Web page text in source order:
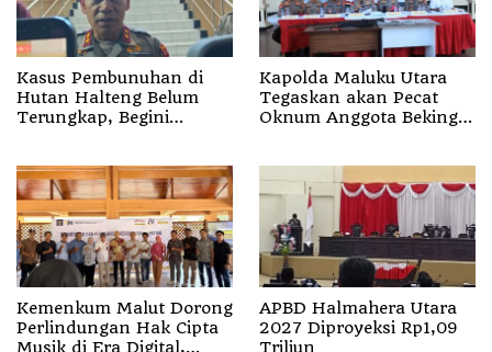
Kasus Pembunuhan di
Hutan Halteng Belum
Terungkap, Begini
Kapolda Maluku Utara
Tegaskan akan Pecat
Oknum Anggota Bekingi
Kemenkum Malut Dorong
Perlindungan Hak Cipta
Musik di Era Digital,
APBD Halmahera Utara
2027 Diproyeksi Rp1,09
Triliun